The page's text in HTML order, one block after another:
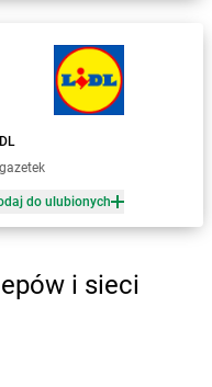
do ulubionych
i sieci